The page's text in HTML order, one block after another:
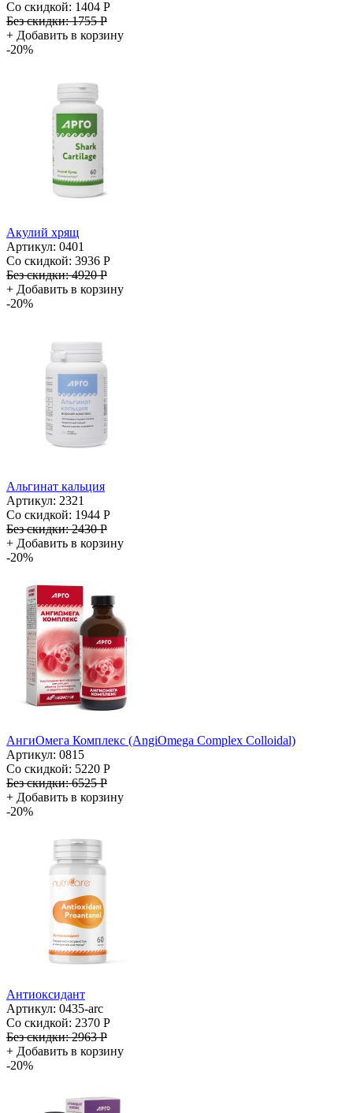
Со скидкой: 1404 Р
Без скидки:1755 Р
+ Добавить в корзину
-20%
Акулий хрящ
Артикул: 0401
Со скидкой: 3936 Р
Без скидки:4920 Р
+ Добавить в корзину
-20%
Альгинат кальция
Артикул: 2321
Со скидкой: 1944 Р
Без скидки:2430 Р
+ Добавить в корзину
-20%
АнгиОмега Комплекс (AngiOmega Complex Colloidal)
Артикул: 0815
Со скидкой: 5220 Р
Без скидки:6525 Р
+ Добавить в корзину
-20%
Антиоксидант
Артикул: 0435-arc
Со скидкой: 2370 Р
Без скидки:2963 Р
+ Добавить в корзину
-20%